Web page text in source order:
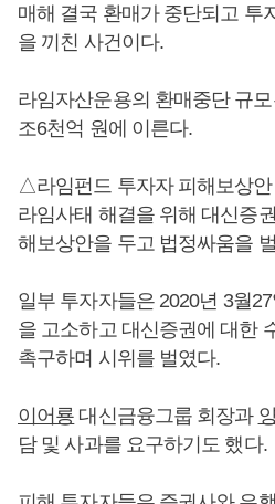
매해 결국 환매가 중단되고 투
을 끼친 사건이다.
라임자산운용의 환매중단 규
조6천억 원에 이른다.
△라임펀드 투자자 피해보상
라임사태 해결을 위해 대신증
해보상안을 두고 법정싸움을
일부 투자자들은 2020년 3월
을 고소하고 대신증권에 대한
촉구하며 시위를 벌였다.
이어룡 대신금융그룹 회장과
담 및 사과를 요구하기도 했다.